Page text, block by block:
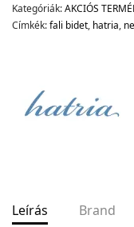
Kategóriák:AKCIÓS
Címkék:fali bidet, hatria,
Leírás Brand